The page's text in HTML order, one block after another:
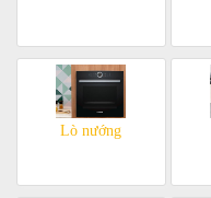
Lò nướng